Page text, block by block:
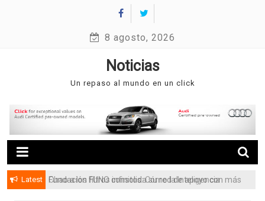
8 agosto, 2026
Noticias
Un repaso al mundo en un click
Latest
Fundación FUNO consolida su red de apoyo con más